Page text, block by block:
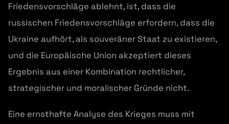
Friedensvorschläge ablehnt, ist, dass die
russischen Friedensvorschläge erfordern, dass die
Ukraine aufhört, als souveräner Staat zu existieren,
und die Europäische Union akzeptiert dieses
Ergebnis aus einer Kombination rechtlicher,
strategischer und moralischer Gründe nicht.
Eine ernsthafte Analyse des Krieges muss mit